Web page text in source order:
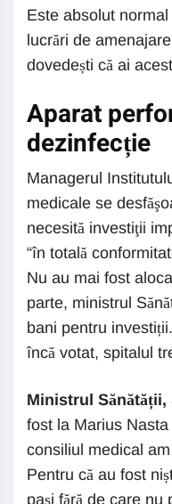
Este absolut
lucrări de
dovedești că ai
Aparat
dezinfecție
Managerul
medicale se
necesită investiţii
“în totală
Nu au mai fost
parte, ministrul
bani pentru
încă votat, spitalul
Ministrul Sănătății,
fost la Marius
consiliul medical
Pentru că au fost
pași fără de care